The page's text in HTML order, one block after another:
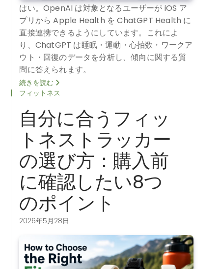
はい。OpenAI は対象となるユーザーが iOS ア
プリから Apple Health を ChatGPT Health に
直接連携できるようにしています。これによ
り、ChatGPT は睡眠・運動・心拍数・ワークア
ウト・回復のデータを分析し、傾向に関する質
問に答えられます。
続きを読む
フィットネス
自分に合うフィッ
トネストラッカー
の選び方：購入前
に確認したい8つ
のポイント
2026年5月28日